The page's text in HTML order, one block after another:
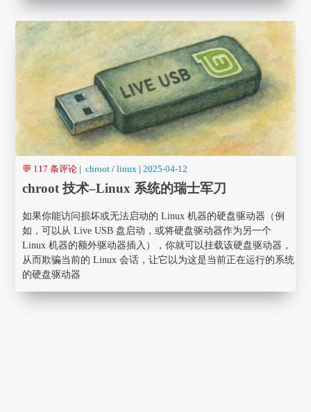
💬 117 条评论 | chroot / linux |2025-04-12
chroot 技术–Linux 系统的瑞士军刀
如果你能访问损坏或无法启动的 Linux 机器的硬盘驱动器（例
如，可以从 Live USB 盘启动，或将硬盘驱动器作为另一个
Linux 机器的额外驱动器插入），你就可以挂载该硬盘驱动器，
从而欺骗当前的 Linux 会话，让它以为这是当前正在运行的系统
的硬盘驱动器